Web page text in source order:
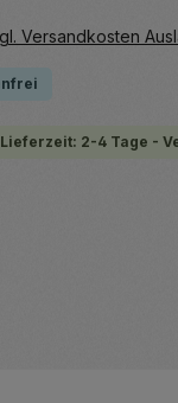
Versandkosten
2-4 Tage -